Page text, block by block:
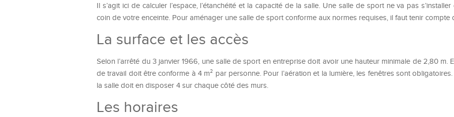
Il s’agit ici de calculer l’espace, l’étanchéité et la capacité de la salle. Une salle de sport ne va pas
coin de votre enceinte. Pour aménager une salle de sport conforme aux normes requises, il faut tenir compte
La surface et les accès
Selon l’arrêté du 3 janvier 1966, une salle de sport en entreprise doit avoir une hauteur minimale de 2,80 m.
de travail doit être conforme à 4 m² par personne. Pour l’aération et la lumière, les fenêtres sont
la salle doit en disposer 4 sur chaque côté des murs.
Les horaires